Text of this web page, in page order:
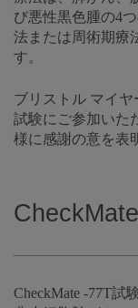
び悪性黒色腫の4
法または周術期療
す。
ブリストル マイヤ
試験にご参加いた
様に感謝の意を表
CheckMate -77T